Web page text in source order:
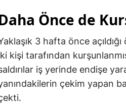
Önce de
3 hafta önce
kişi tarafından
iş yerinde endişe
çekim yapan